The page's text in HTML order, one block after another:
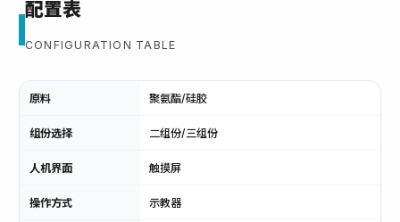
配置表
CONFIGURATION TABLE
原料 聚氨酯/硅胶
组份选择 二组份/三组份
人机界面 触摸屏
操作方式 示教器